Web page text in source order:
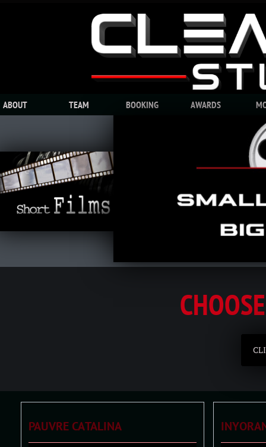
ABOUT TEAM BOOKING AWARDS
PAUVRE CATALINA